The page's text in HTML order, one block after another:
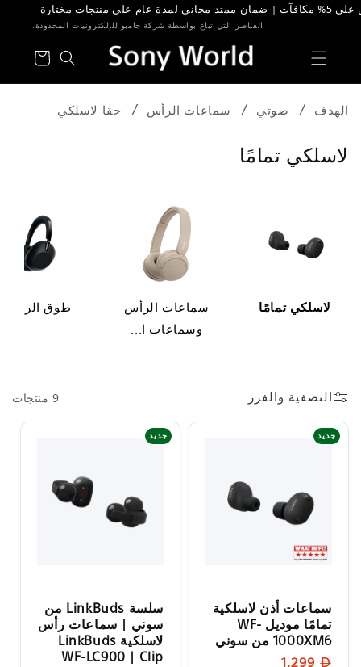
تخطى الى
العناصر التي تباع بواسطة شركة جامبو للإلكترونيات المحدودة.
التسوق
الهدف صوتي سماعات الرأس حقا لاسلكي
م
لاسلكي تمامًا
لاسلكي تمامًا
سماعات الرأس
وسماعات ا...
طوق الرأس
التصفية والفرز 9 منتجات
جديد
سماعات أذن لاسلكية
تمامًا موديل WF-
1000XM6 من سوني
السعر
جديد
سلسة LinkBuds من
سوني | سماعات رأس
لاسلكية LinkBuds
Clip | ‏WF-LC900